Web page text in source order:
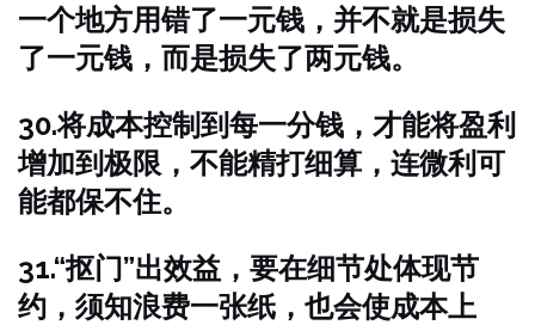
一个地方用错了一元钱，并不就是损失
了一元钱，而是损失了两元钱。
30.将成本控制到每一分钱，才能将盈利
增加到极限，不能精打细算，连微利可
能都保不住。
31.“抠门”出效益，要在细节处体现节
约，须知浪费一张纸，也会使成本上